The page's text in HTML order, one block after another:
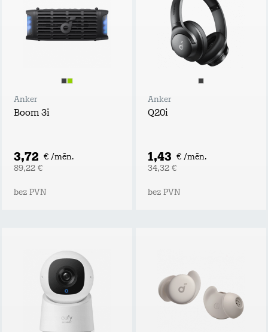
Anker
Boom 3i
3,72 € /mēn.
89,22 €
bez PVN
Anker
Q20i
1,43 € /mēn.
34,32 €
bez PVN